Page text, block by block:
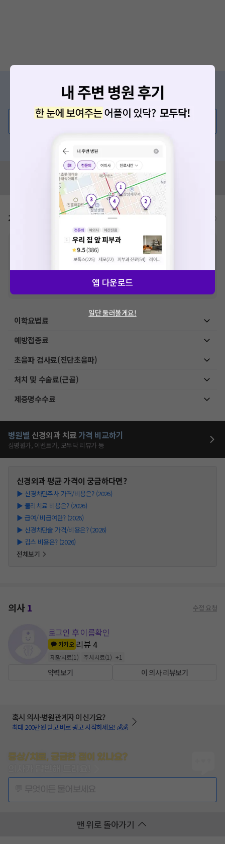
증상/치료, 궁금한 점이 있나요?
의사가 직접 답해드려요!
💬 무엇이든 물어보세요
혹시 잘못된 병원정보가 있나요?
모두닥 팀에 알려주세요!
가격표 비급여/급여 진료란?
비급여 항목의 경우,추가비용 등으로 실제 가격과 상이할 수 있으니, 정확
한 가격은 해당 의료기관에 직접 문의해주세요.
건강보험심사평가원에 고지되어 있는 급여 진료 기준 가
격입니다. (진료와 연관된 복합적인 비용이 추가되어, 병원마다 금액이 다르게
산정될 수 있는 점 참고 바랍니다.)
VAT 포함
이학요법료
예방접종료
초음파 검사료(진단초음파)
처치 및 수술료(근골)
제증명수수료
병원별 신경외과 치료가격 비교하기
심평원가, 이벤트가, 모두닥 리뷰가 등
신경외과평균 가격이 궁금하다면?
▶ 신경차단주사 가격/비용은? (2026)
▶ 물리치료 비용은? (2026)
▶ 급여/ 비급여란? (2026)
▶ 신경차단술 가격/비용은? (2026)
▶ 깁스 비용은? (2026)
전체보기
의사1 수정 요청
로그인 후 이름확인
카카오 리뷰4
재활치료(1 ) 주사치료(1 ) +1
약력보기 이 의사 리뷰보기
혹시 의사·병원관계자 이신가요?
최대 200만원 받고 바로 광고 시작하세요! 💰💰
증상/치료, 궁금한 점이 있나요?
맨 위로 돌아가기
앱 다운로드
일단 둘러볼게요!